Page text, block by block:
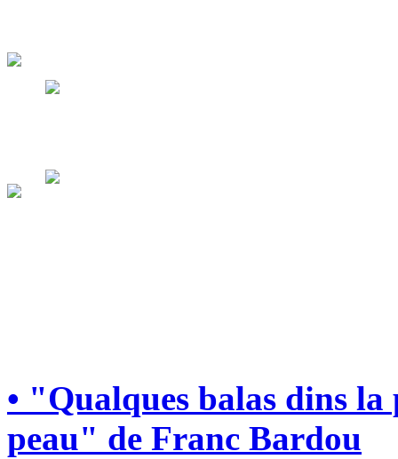
• "Qualques balas dins
peau" de Franc Bardou